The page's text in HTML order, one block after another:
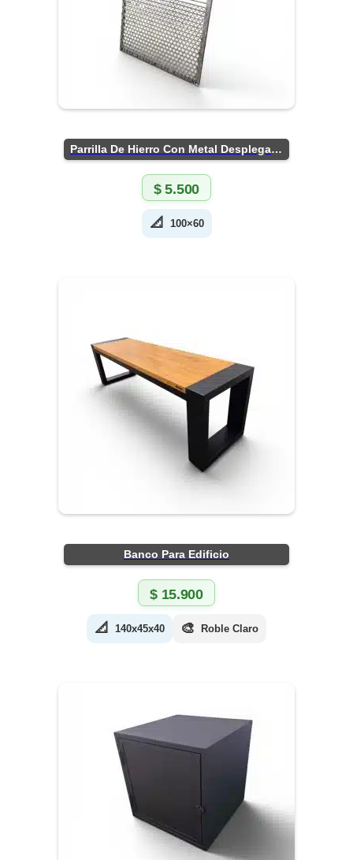
Parrilla De Hierro Con Metal Desplegado
$5.500
📐 100×60
Banco Para Edificio
$15.900
📐 140x45x40 🎨 Roble Claro